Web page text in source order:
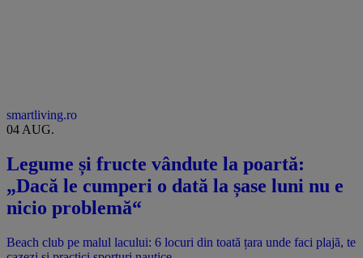
smartliving.ro
04 AUG.
Legume și fructe vândute la poartă:
„Dacă le cumperi o dată la șase luni nu e
nicio problemă“
Beach club pe malul lacului: 6 locuri din toată țara unde faci plajă, te